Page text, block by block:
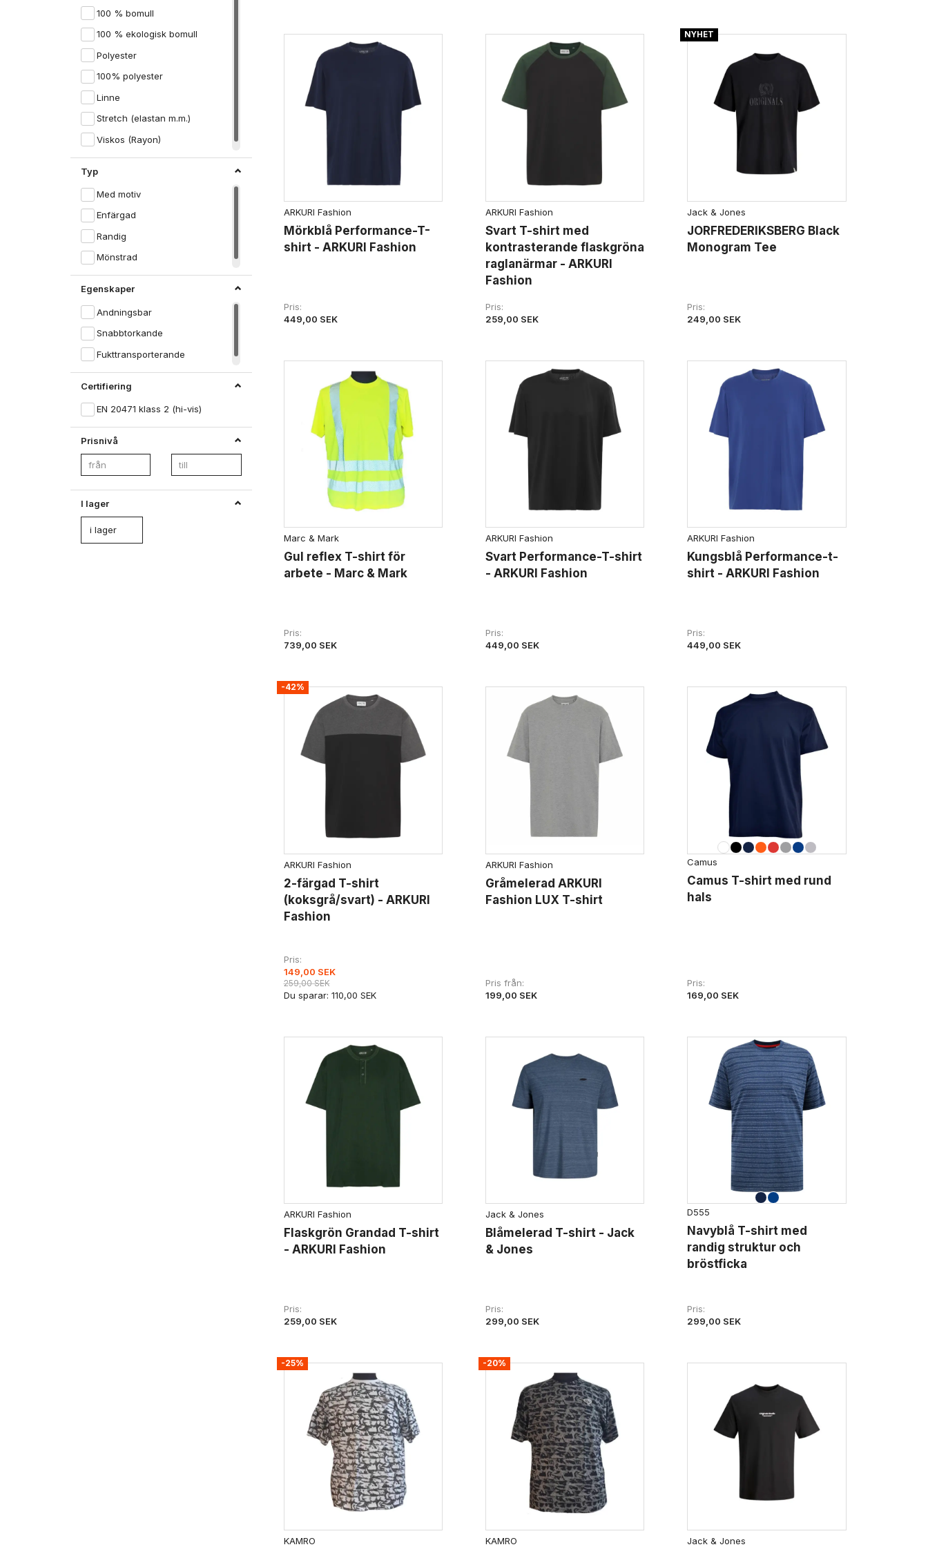
100 % bomull
100 % ekologisk bomull
Polyester
100% polyester
Linne
Stretch (elastan m.m.)
Viskos (Rayon)
Typ
Med motiv
Enfärgad
Randig
Mönstrad
Egenskaper
Andningsbar
Snabbtorkande
Fukttransporterande
Certifiering
EN 20471 klass 2 (hi-vis)
Prisnivå
I lager
i lager
ARKURI Fashion
Mörkblå Performance-T-
shirt - ARKURI Fashion
Pris
449,00 SEK
ARKURI Fashion
Svart T-shirt med
kontrasterande flaskgröna
raglanärmar - ARKURI
Fashion
Pris
259,00 SEK
NYHET
Jack & Jones
JORFREDERIKSBERG Black
Monogram Tee
Pris
249,00 SEK
Marc & Mark
Gul reflex T-shirt för
arbete - Marc & Mark
Pris
739,00 SEK
ARKURI Fashion
Svart Performance-T-shirt
- ARKURI Fashion
Pris
449,00 SEK
ARKURI Fashion
Kungsblå Performance-t-
shirt - ARKURI Fashion
Pris
449,00 SEK
-42%
ARKURI Fashion
2-färgad T-shirt
(koksgrå/svart) - ARKURI
Fashion
Pris
149,00 SEK
259,00 SEK
Du sparar: 110,00 SEK
ARKURI Fashion
Gråmelerad ARKURI
Fashion LUX T-shirt
Pris från
199,00 SEK
Camus
Camus T-shirt med rund
hals
Pris
169,00 SEK
ARKURI Fashion
Flaskgrön Grandad T-shirt
- ARKURI Fashion
Pris
259,00 SEK
Jack & Jones
Blåmelerad T-shirt - Jack
& Jones
Pris
299,00 SEK
D555
Navyblå T-shirt med
randig struktur och
bröstficka
Pris
299,00 SEK
-25%
KAMRO
-20%
KAMRO Jack & Jones